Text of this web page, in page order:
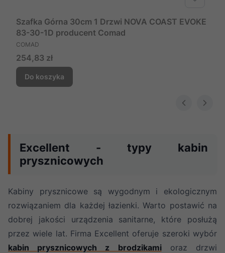
Szafka Górna 30cm 1 Drzwi NOVA COAST EVOKE
83-30-1D producent Comad
PRODUCENT
COMAD
Cena
254,83 zł
Do koszyka
Excellent - typy kabin
prysznicowych
Kabiny prysznicowe są wygodnym i ekologicznym
rozwiązaniem dla każdej łazienki. Warto postawić na
dobrej jakości urządzenia sanitarne, które posłużą
przez wiele lat. Firma Excellent oferuje szeroki wybór
kabin prysznicowych z brodzikamioraz drzwi